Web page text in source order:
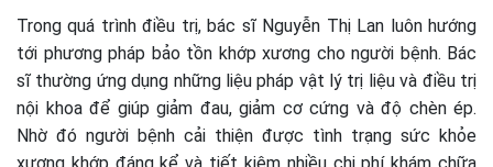
Trong quá trình điều trị, bác sĩ Nguyễn Thị Lan luôn hướng
tới phương pháp bảo tồn khớp xương cho người bệnh. Bác
sĩ thường ứng dụng những liệu pháp vật lý trị liệu và điều trị
nội khoa để giúp giảm đau, giảm cơ cứng và độ chèn ép.
Nhờ đó người bệnh cải thiện được tình trạng sức khỏe
xương khớp đáng kể và tiết kiệm nhiều chi phí khám chữa